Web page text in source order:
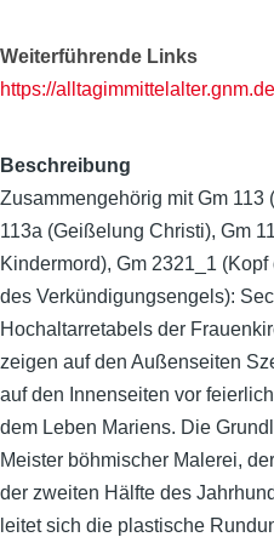
Weiterführende Links
https://
Beschreibung
Zusammengehörig mit Gm 113
113a (Geißelung Christi), Gm
Kindermord), Gm 2321_1
des Verkündigungsengels):
Hochaltarretabels der
zeigen auf den Außenseiten
auf den Innenseiten vor
dem Leben Mariens. Die
Meister böhmischer Malerei,
der zweiten Hälfte des
leitet sich die plastische